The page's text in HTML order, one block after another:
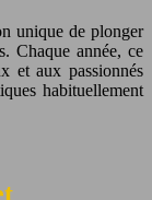
unique de plonger
Chaque année, ce
et aux passionnés
habituellement